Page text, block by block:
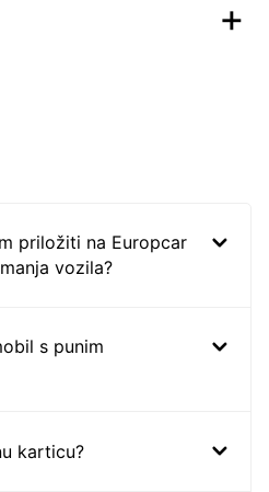
priložiti na Europcar
vozila?
s punim
karticu?